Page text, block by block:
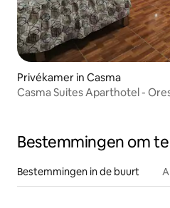
Privékamer in Casma
Casma Suites Aparthotel -
Bestemmingen om
Bestemmingen in de buurt